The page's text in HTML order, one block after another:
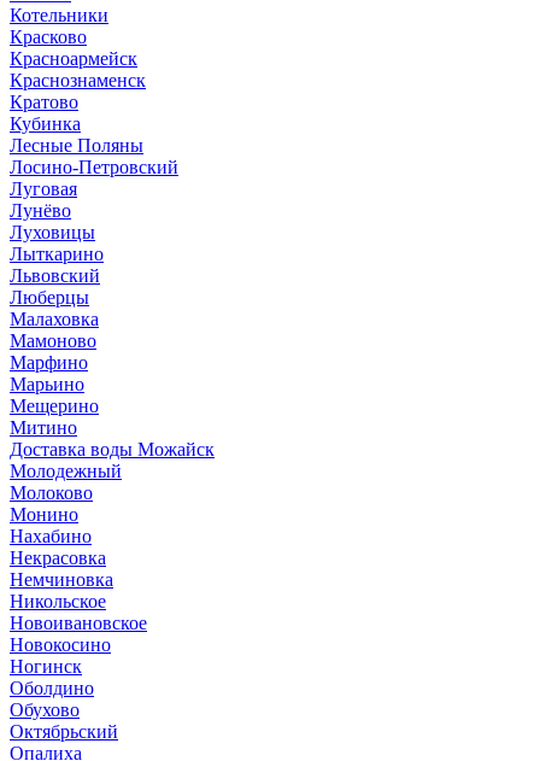
Котельники
Красково
Красноармейск
Краснознаменск
Кратово
Кубинка
Лесные Поляны
Лосино-Петровский
Луговая
Лунёво
Луховицы
Лыткарино
Львовский
Люберцы
Малаховка
Мамоново
Марфино
Марьино
Мещерино
Митино
Доставка воды Можайск
Молодежный
Молоково
Монино
Нахабино
Некрасовка
Немчиновка
Никольское
Новоивановское
Новокосино
Ногинск
Оболдино
Обухово
Октябрьский
Опалиха